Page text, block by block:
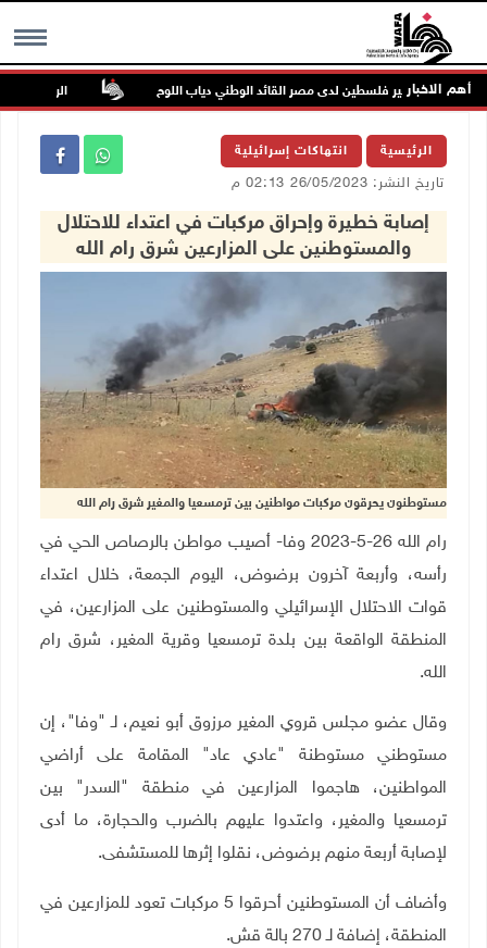
MENU أهم الاخبار
وفاة سفير فلسطين لدى مصر القائد الوطني دياب اللوح الرئيس ينعى
الرئيسية انتهاكات إسرائيلية
تاريخ النشر: 26/05/2023 02:13 م
إصابة خطيرة وإحراق مركبات في اعتداء للاحتلال
والمستوطنين على المزارعين شرق رام الله
مستوطنون يحرقون مركبات مواطنين بين ترمسعيا والمغير شرق رام الله
رام الله 26-5-2023 وفا- أصيب مواطن بالرصاص الحي في
رأسه، وأربعة آخرون برضوض، اليوم الجمعة، خلال اعتداء
قوات الاحتلال الإسرائيلي والمستوطنين على المزارعين، في
المنطقة الواقعة بين بلدة ترمسعيا وقرية المغير، شرق رام
الله.
وقال عضو مجلس قروي المغير مرزوق أبو نعيم، لـ "وفا"، إن
مستوطني مستوطنة "عادي عاد" المقامة على أراضي
المواطنين، هاجموا المزارعين في منطقة "السدر" بين
ترمسعيا والمغير، واعتدوا عليهم بالضرب والحجارة، ما أدى
لإصابة أربعة منهم برضوض، نقلوا إثرها للمستشفى.
وأضاف أن المستوطنين أحرقوا 5 مركبات تعود للمزارعين في
المنطقة، إضافة لـ 270 بالة قش
.